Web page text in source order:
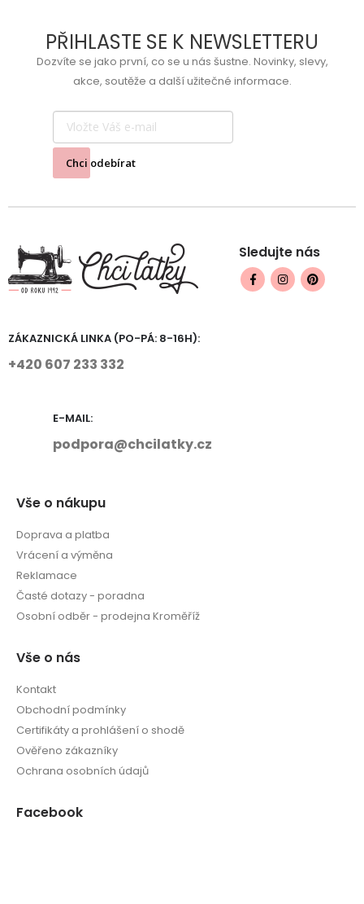
PŘIHLASTE SE K NEWSLETTERU
Dozvíte se jako první, co se u nás šustne. Novinky, slevy,
akce, soutěže a další užitečné informace.
Chci odebírat
Sledujte nás
ZÁKAZNICKÁ LINKA (PO-PÁ: 8-16H):
+420 607 233 332
E-MAIL:
podpora@chcilatky.cz
Vše o nákupu
Doprava a platba
Vrácení a výměna
Reklamace
Časté dotazy - poradna
Osobní odběr - prodejna Kroměříž
Vše o nás
Kontakt
Obchodní podmínky
Certifikáty a prohlášení o shodě
Ověřeno zákazníky
Ochrana osobních údajů
Facebook